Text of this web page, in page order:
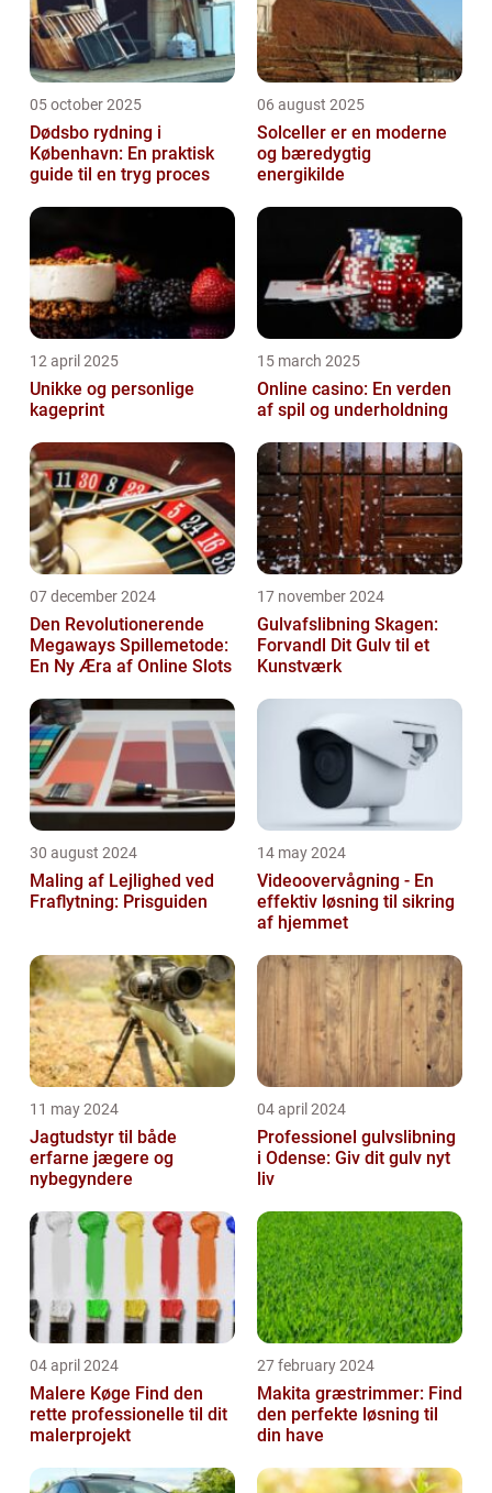
05 october 2025
Dødsbo rydning i
København: En praktisk
guide til en tryg proces
06 august 2025
Solceller er en moderne
og bæredygtig
energikilde
12 april 2025
Unikke og personlige
kageprint
15 march 2025
Online casino: En verden
af spil og underholdning
07 december 2024
Den Revolutionerende
Megaways Spillemetode:
En Ny Æra af Online Slots
17 november 2024
Gulvafslibning Skagen:
Forvandl Dit Gulv til et
Kunstværk
30 august 2024
Maling af Lejlighed ved
Fraflytning: Prisguiden
14 may 2024
Videoovervågning - En
effektiv løsning til sikring
af hjemmet
11 may 2024
Jagtudstyr til både
erfarne jægere og
nybegyndere
04 april 2024
Professionel gulvslibning
i Odense: Giv dit gulv nyt
liv
04 april 2024
Malere Køge Find den
rette professionelle til dit
malerprojekt
27 february 2024
Makita græstrimmer: Find
den perfekte løsning til
din have